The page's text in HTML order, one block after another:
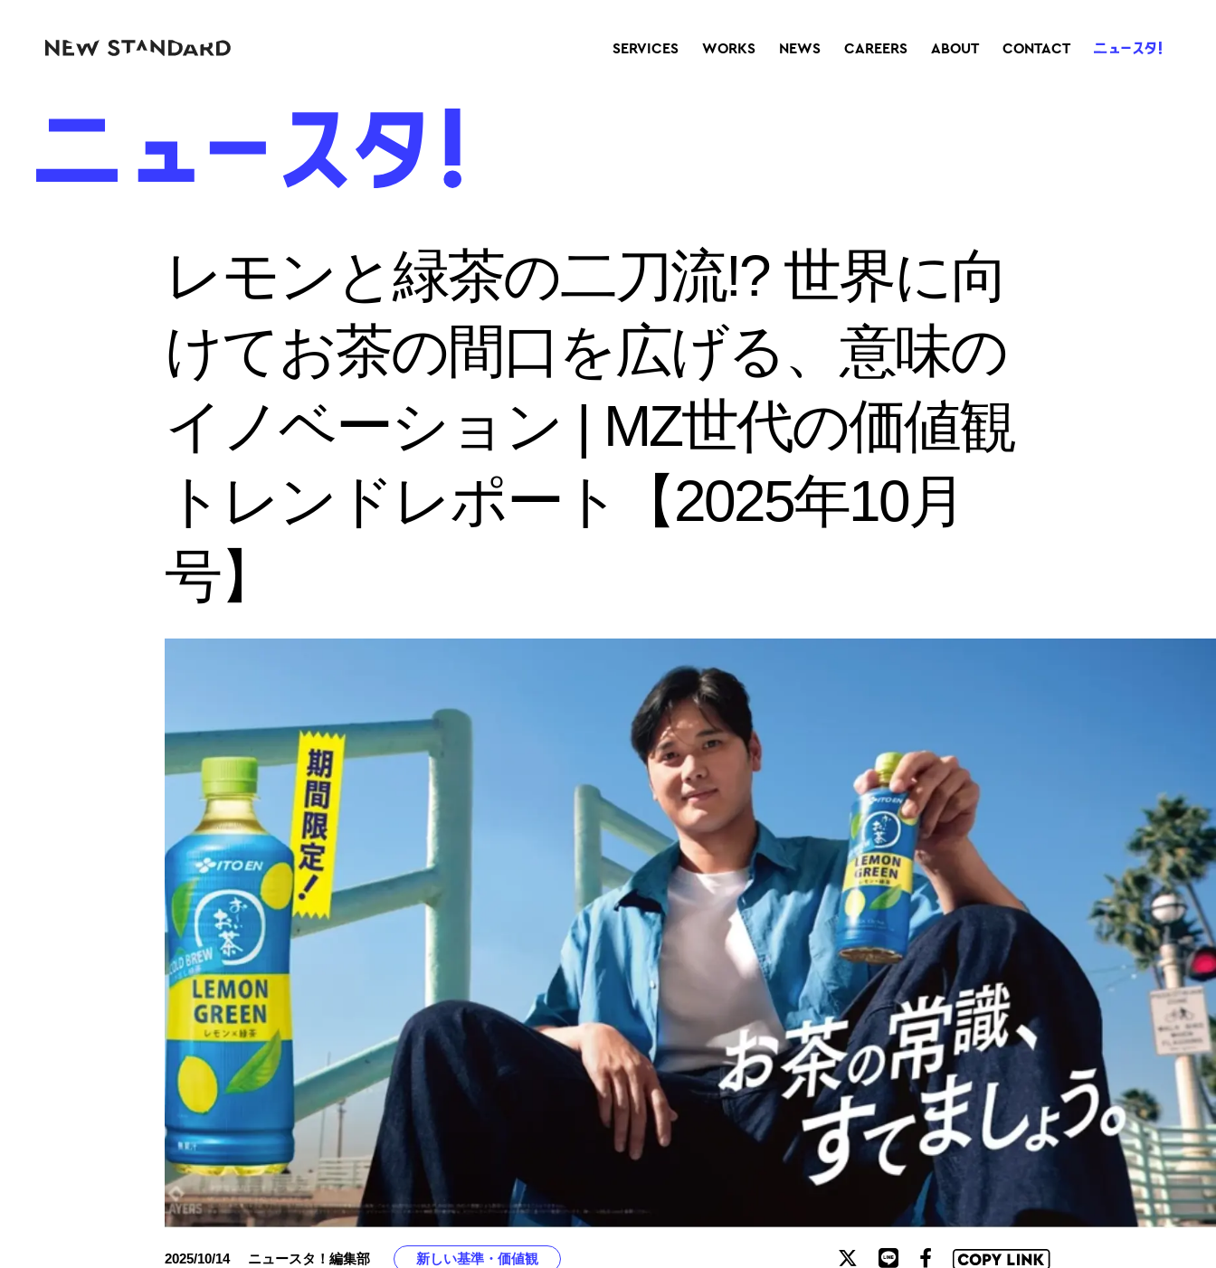
SERVICES WORKS NEWS CAREERS ABOUT CONTACT
レモンと緑茶の二刀流!? 世界に向
けてお茶の間口を広げる、意味の
イノベーション | MZ世代の価値観
トレンドレポート【2025年10月
号】
2025/10/14 ニュースタ！編集部 新しい基準・価値観